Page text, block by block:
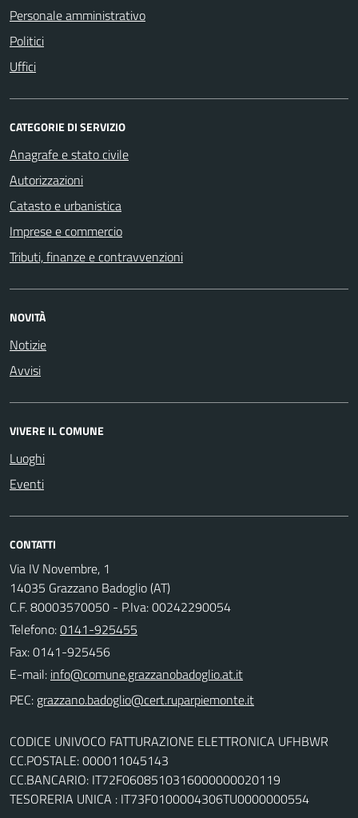
Personale amministrativo
Politici
Uffici
CATEGORIE DI SERVIZIO
Anagrafe e stato civile
Autorizzazioni
Catasto e urbanistica
Imprese e commercio
Tributi, finanze e contravvenzioni
NOVITÀ
Notizie
Avvisi
VIVERE IL COMUNE
Luoghi
Eventi
CONTATTI
Via IV Novembre, 1
14035 Grazzano Badoglio (AT)
C.F. 80003570050 - P.Iva: 00242290054
Telefono:0141-925455
Fax: 0141-925456
E-mail:
PEC:
CODICE UNIVOCO FATTURAZIONE ELETTRONICA UFHBWR
CC.POSTALE: 000011045143
CC.BANCARIO: IT72F0608510316000000020119
TESORERIA UNICA : IT73F0100004306TU0000000554